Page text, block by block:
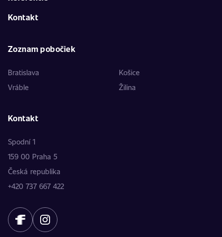
Kontakt
Zoznam pobočiek
Bratislava
Košice
Vráble
Žilina
Kontakt
Spodní 1
159 00 Praha 5
Česká republika
+420 737 667 422